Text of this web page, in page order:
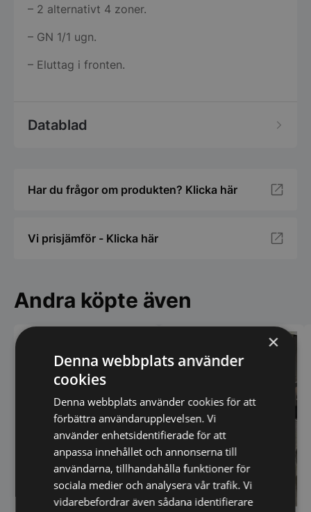
– 2 alternativt 4 zoner.
– GN 1/1 ugn.
– Eluttag i fronten.
Datablad
Har du frågor om produkten? Klicka här
Vi prisjämför - Klicka här
Andra köpte även
Rational iCombi Classic 6-
×
Denna webbplats använder
cookies
Denna webbplats använder cookies för att
förbättra användarupplevelsen. Vi
använder enhetsidentifierade för att
anpassa innehållet och annonserna till
användarna, tillhandahålla funktioner för
sociala medier och analysera vår trafik. Vi
vidarebefordrar även sådana identifierare